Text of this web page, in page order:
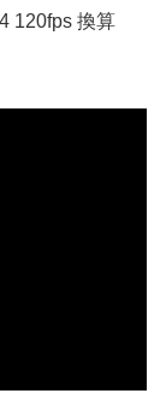
120fps 換算